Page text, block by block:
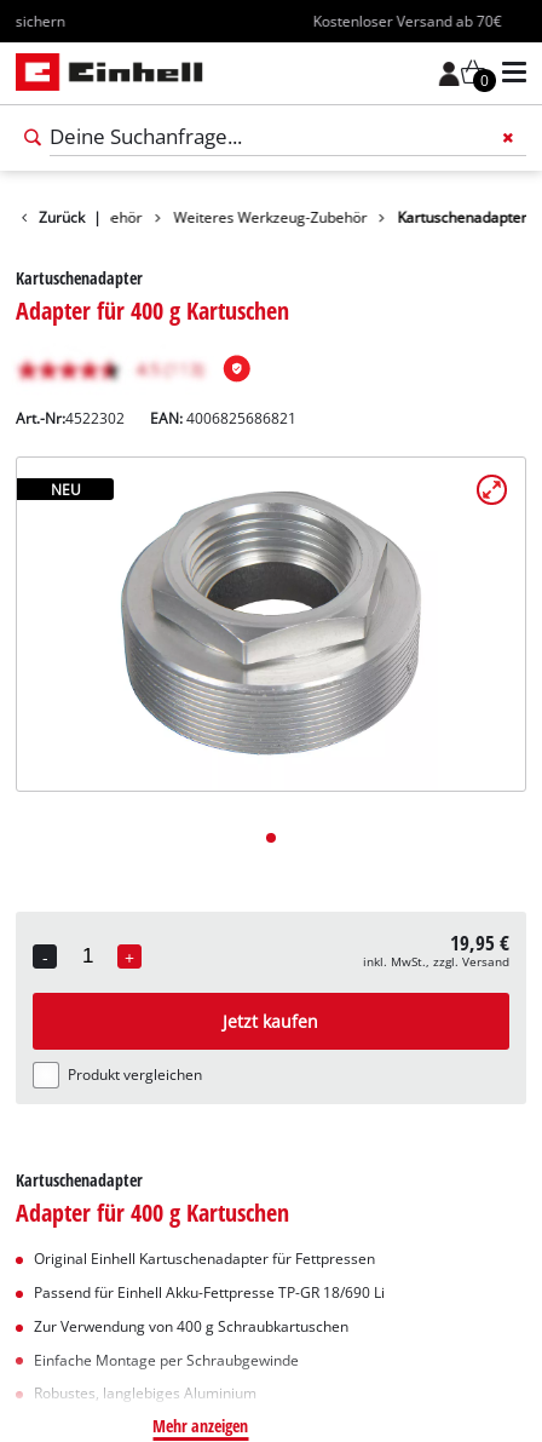
Kostenloser Versand ab 70€
0
Deutsch
Zurück |
Werkzeug-Zubehör Weiteres Werkzeug-Zubehör Kartuschenadapter
Kartuschenadapter
Adapter für 400 g Kartuschen
Art.-Nr:4522302 EAN:4006825686821
NEU
-
Quantity
+ 19,95 €
inkl. MwSt., zzgl. Versand
Jetzt kaufen
Produkt vergleichen
Kartuschenadapter
Adapter für 400 g Kartuschen
Original Einhell Kartuschenadapter für Fettpressen
Passend für Einhell Akku-Fettpresse TP-GR 18/690 Li
Zur Verwendung von 400 g Schraubkartuschen
Einfache Montage per Schraubgewinde
Robustes, langlebiges Aluminium
Mehr anzeigen